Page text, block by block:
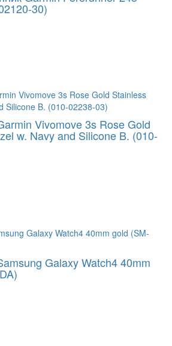
30)
Vivomove 3s Rose Gold
w. Navy and Silicone B. (010-
Galaxy Watch4 40mm